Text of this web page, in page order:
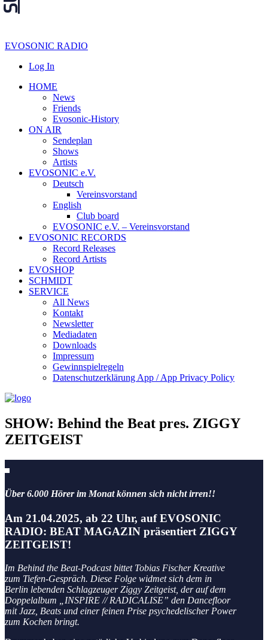
EVOSONIC RADIO
Log In
HOME
News
Friends
Evosonic-History
ON AIR
Sendeplan
Shows
Artists
EVOSONIC e.V.
Deutsch
Vereinsvorstand
English
Club board
EVOSONIC e.V. ‒ Vereinsvorstand
EVOSONIC RECORDS
Record Releases
Record Artists
EVOSHOP
SCHMIDT
SERVICE
All News
Kontakt
Newsletter
Mediadaten
Downloads
Impressum
Gewinnspielregeln
Datenschutzerklärung App / App Privacy Policy
SHOW: Behind the Beat pres. ZIGGY
ZEITGEIST
Über 6.000 Hörer im Monat können sich nicht irren!!
Am 21.04.2025, ab 22 Uhr, auf EVOSONIC
RADIO: BEAT MAGAZIN präsentiert ZIGGY
ZEITGEIST!
Im Behind the Beat-Podcast bittet Tobias Fischer Kreative
zum Tiefen-Gespräch. Diese Folge widmet sich dem in
Berlin lebenden Schlagzeuger Ziggy Zeitgeist, der auf dem
Doppelalbum „INSPIRE // RADICALISE” den Dancefloor
mit Jazz, Beats und einer feinen Prise psychedelischer Power
zum Kochen bringt.